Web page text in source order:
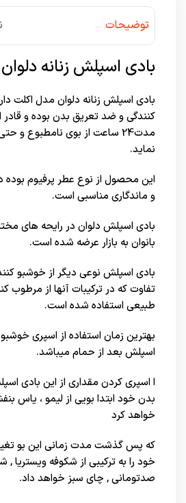
توضیحات
بادی اسپلش زنانه
بادی اسپلش زنانه دلوان مدل اکلت
کنندگی و ضد تعریق بدن بوده و
مدت24 ساعت از بوی نامطبوع
نماید.
این محصول از نوع عطر پرفیوم بوده
و ماندگاری مناسبی است.
بادی اسپلش دلوان در رایحه های
بانوان به بازار عرضه شده است.
بادی اسپلش نوعی دیگر از خوشبو
طبیعی استفاده شده است.
بهترین زمان استفاده از اسپری
اسپلش بعد از حمام می‎باشد.
ا اسپری کردن مقداری از این بادی
بدن خود ابتدا بویی از لیمو ، یاس
خواهد کرد
که پس گذشت مدت زمانی این بو
خود را به ترکیبی از شکوفه ویستریا
صدتومانی , چای سبز خواهد داد.